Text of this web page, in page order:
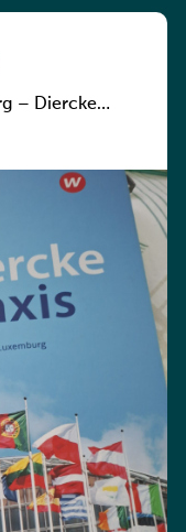
– Diercke